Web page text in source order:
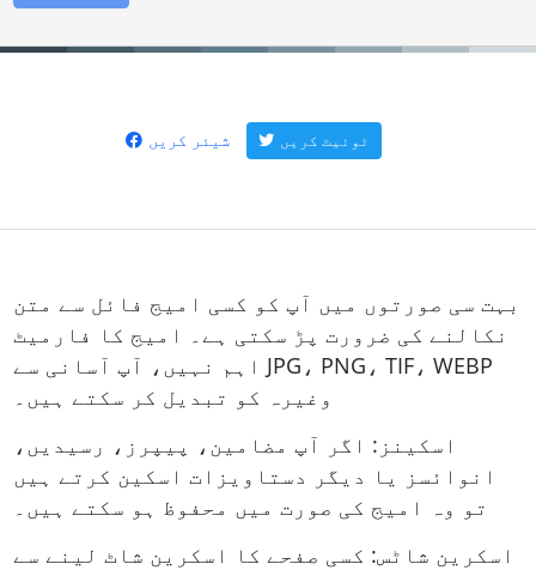
شیئر کریں ٹوئیٹ کریں
بہت سی صورتوں میں آپ کو کسی امیج فائل سے متن
نکالنے کی ضرورت پڑ سکتی ہے۔ امیج کا فارمیٹ
اہم نہیں، آپ آسانی سے JPG، PNG، TIF، WEBP
وغیرہ کو تبدیل کر سکتے ہیں۔
اسکینز: اگر آپ مضامین، پیپرز، رسیدیں،
انوائسز یا دیگر دستاویزات اسکین کرتے ہیں
تو وہ امیج کی صورت میں محفوظ ہو سکتے ہیں۔
اسکرین شاٹس: کسی صفحے کا اسکرین شاٹ لینے سے